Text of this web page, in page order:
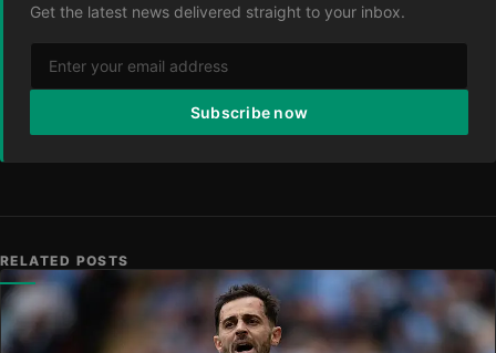
Get the latest news delivered straight to your inbox.
Subscribe now
RELATED POSTS